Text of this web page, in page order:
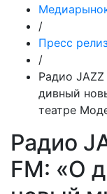
/
Пресс
/
Радио JAZZ
дивный
театре
Радио
FM: «О